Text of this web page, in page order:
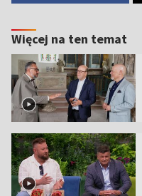
Więcej na ten temat